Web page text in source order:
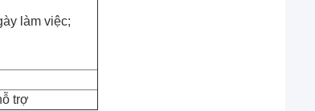
làm việc;
trợ